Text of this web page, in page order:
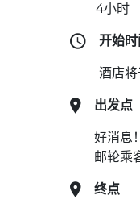
4小时
开始时
酒店将
出发点
好消息
邮轮乘
终点